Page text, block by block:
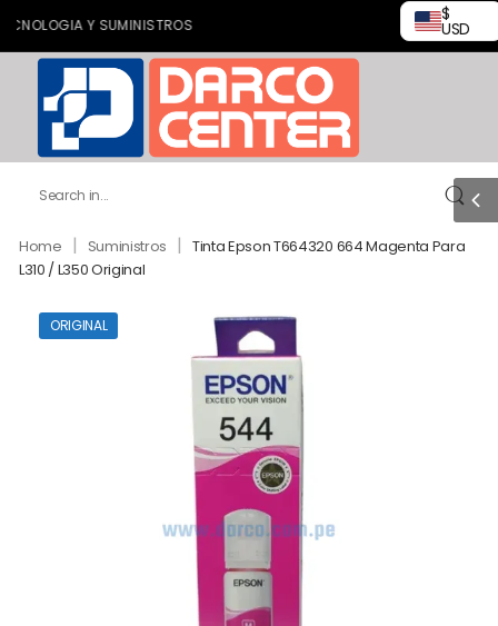
Y SUMINISTROS
$
USD
Home | Suministros | Tinta Epson T664320 664 Magenta Para
L310 / L350 Original
ORIGINAL